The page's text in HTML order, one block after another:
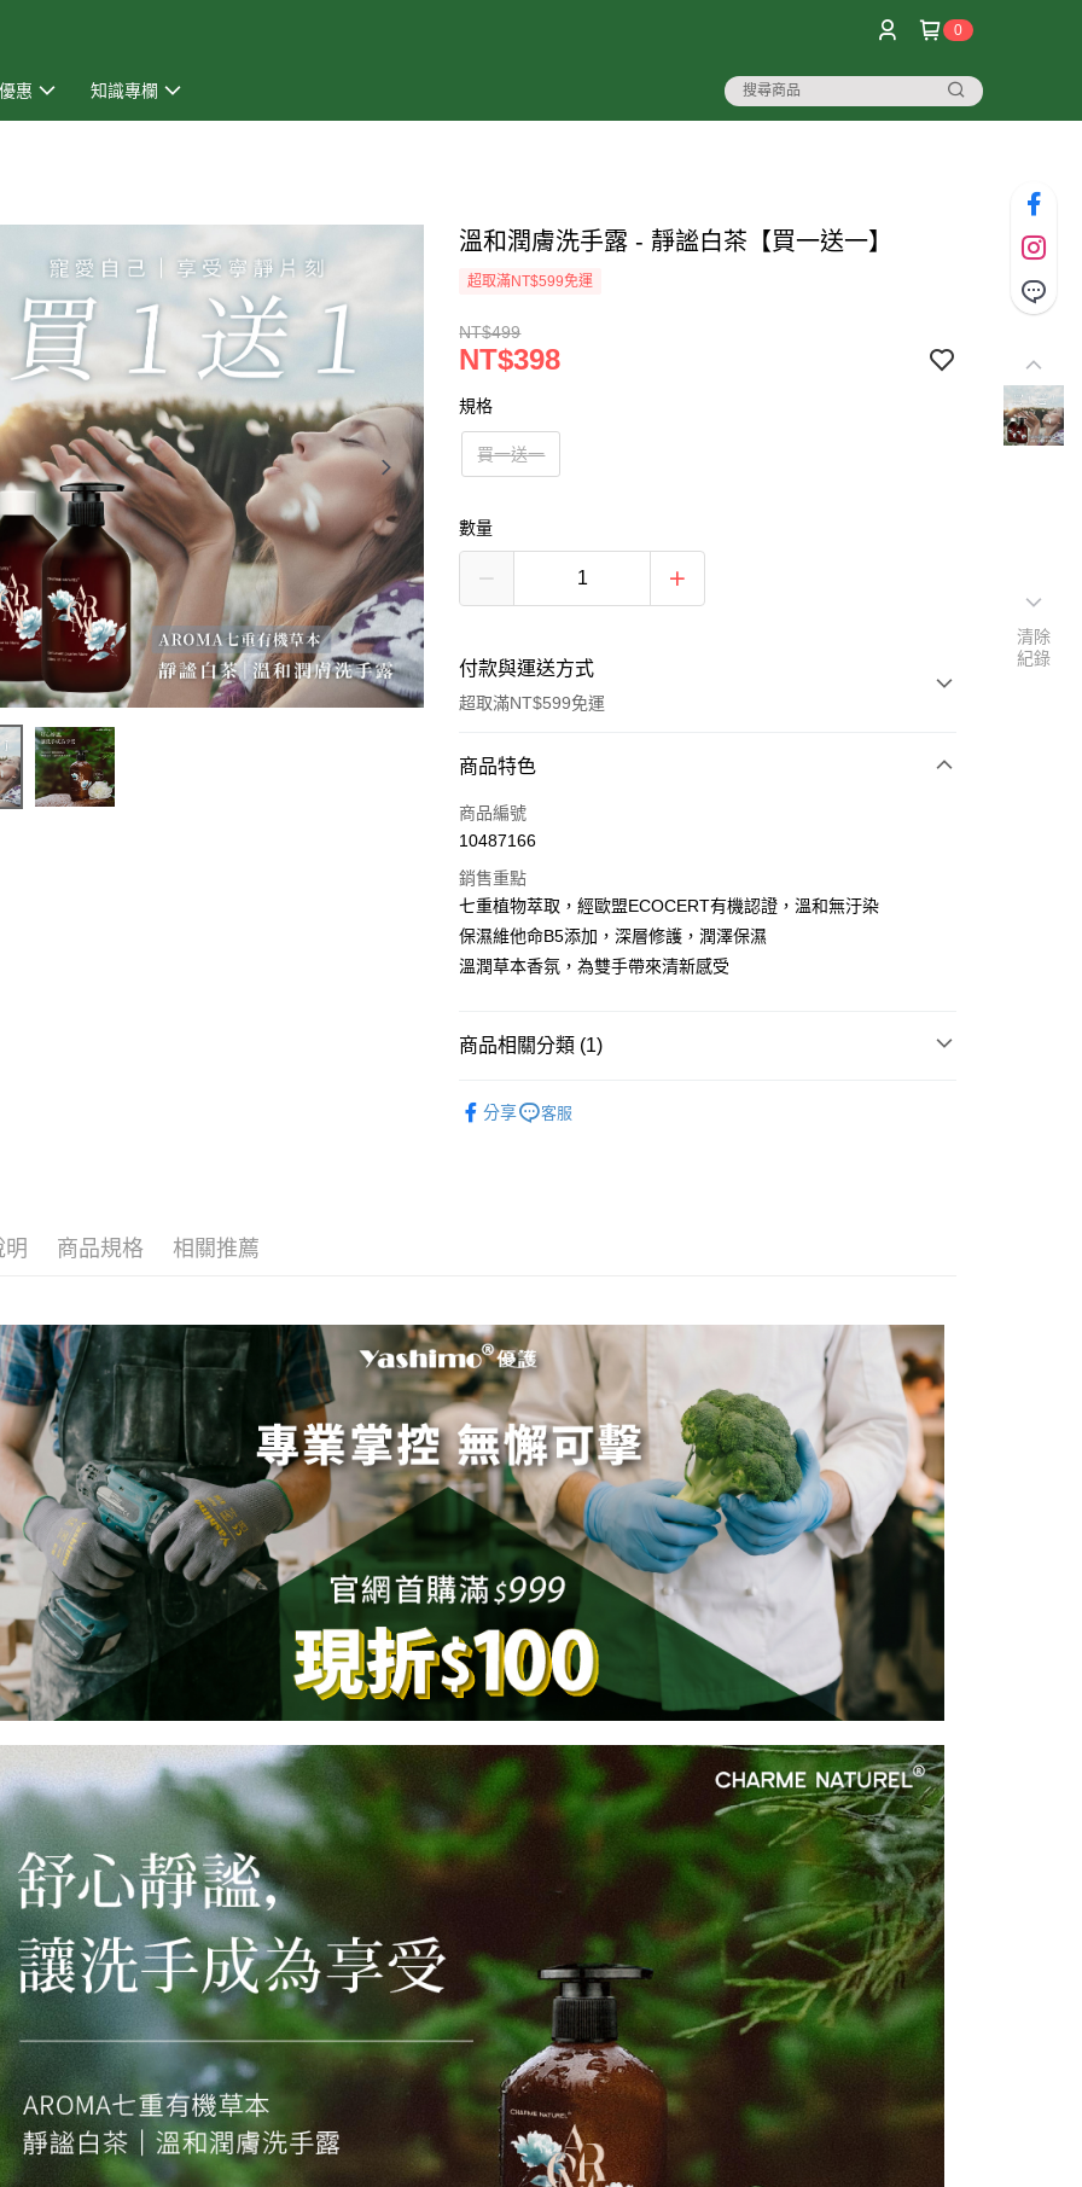
0
惠 知識專欄
溫和潤膚洗手露 - 靜謐白茶【買一送一】
超取滿NT$599免運
NT$499
NT$398
規格
買一送一
數量
付款與運送方式
超取滿NT$599免運
付款方式
信用卡一次付款
LINE Pay
Apple Pay
悠遊付
運送方式
每筆NT$100，滿NT$1,099(含以上)免運費
商品特色
商品編號
10487166
銷售重點
七重植物萃取，經歐盟ECOCERT有機認證，溫和無汙染
保濕維他命B5添加，深層修護，潤澤保濕
溫潤草本香氛，為雙手帶來清新感受
商品相關分類 (1)
分享
客服
明 商品規格 相關推薦
清除
紀錄